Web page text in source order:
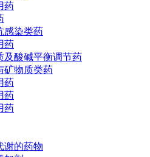
药
感染类药
药
及酸碱平衡调节药
矿物质类药
药
药
药
谢的药物